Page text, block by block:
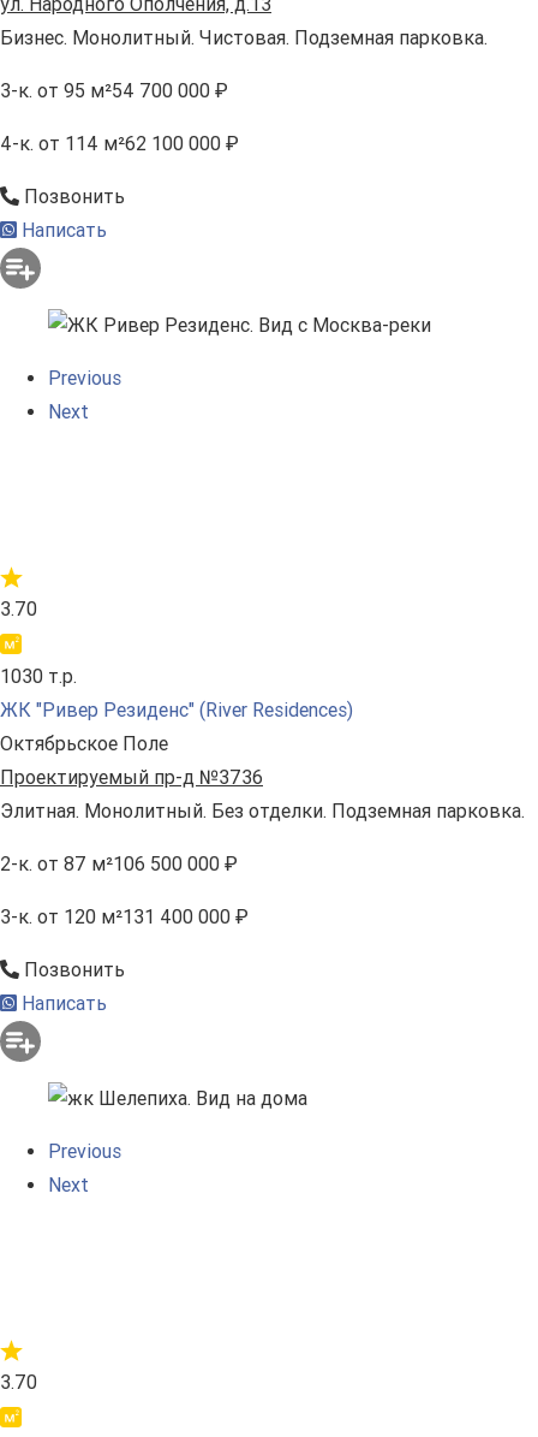
Бизнес. Монолитный. Чистовая. Подземная парковка.
3-к. от 95 м²54 700 000 ₽
4-к. от 114 м²62 100 000 ₽
Позвонить
Написать
Previous
Next
3.70
1030 т.р.
ЖК "Ривер Резиденс" (River Residences)
Октябрьское Поле
Проектируемый пр-д №3736
Элитная. Монолитный. Без отделки. Подземная парковка.
2-к. от 87 м²106 500 000 ₽
3-к. от 120 м²131 400 000 ₽
Позвонить
Написать
Previous
Next
3.70